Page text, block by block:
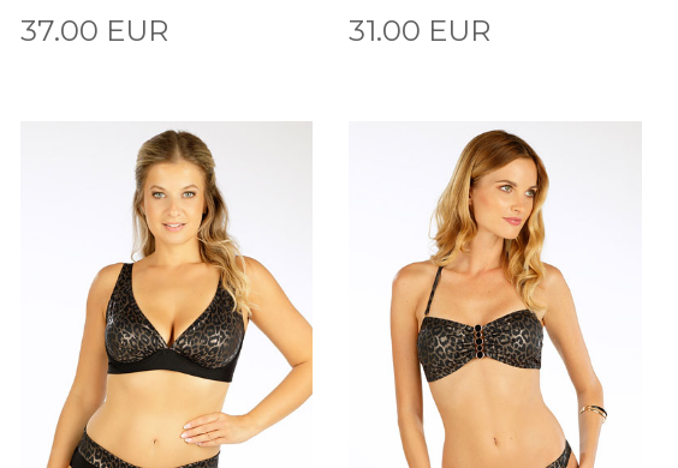
37.00 EUR 31.00 EUR